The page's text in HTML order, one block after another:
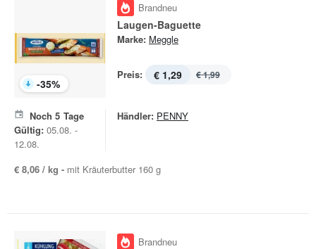
-35%
Brandneu
Laugen-Baguette
Marke: Meggle
Preis: € 1,29 € 1,99
Noch 5 Tage
Gültig: 05.08. -
12.08.
Händler: PENNY
€ 8,06 / kg - mit Kräuterbutter 160 g
Brandneu